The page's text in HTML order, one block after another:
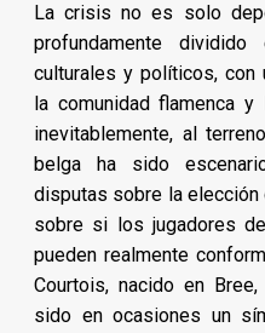
La crisis no es solo
profundamente
culturales y políticos, con
la comunidad flamenca
inevitablemente, al
belga ha sido
disputas sobre la
sobre si los jugadores
pueden realmente
Courtois, nacido en
sido en ocasiones un